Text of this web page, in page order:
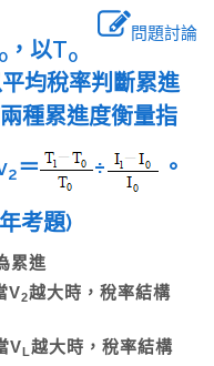
問題討論
0 ，以T0
均稅率判斷累進
種累進度衡量指
2＝ ÷ 。
考題)
累進
V2越大時，稅率結構
VL越大時，稅率結構